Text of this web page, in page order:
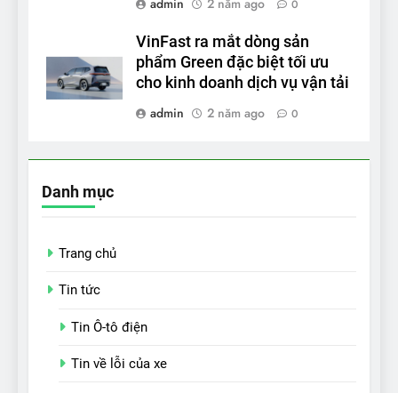
admin
2 năm ago 0
VinFast ra mắt dòng sản
phẩm Green đặc biệt tối ưu
cho kinh doanh dịch vụ vận tải
admin
2 năm ago 0
Danh mục
Trang chủ
Tin tức
Tin Ô-tô điện
Tin về lỗi của xe